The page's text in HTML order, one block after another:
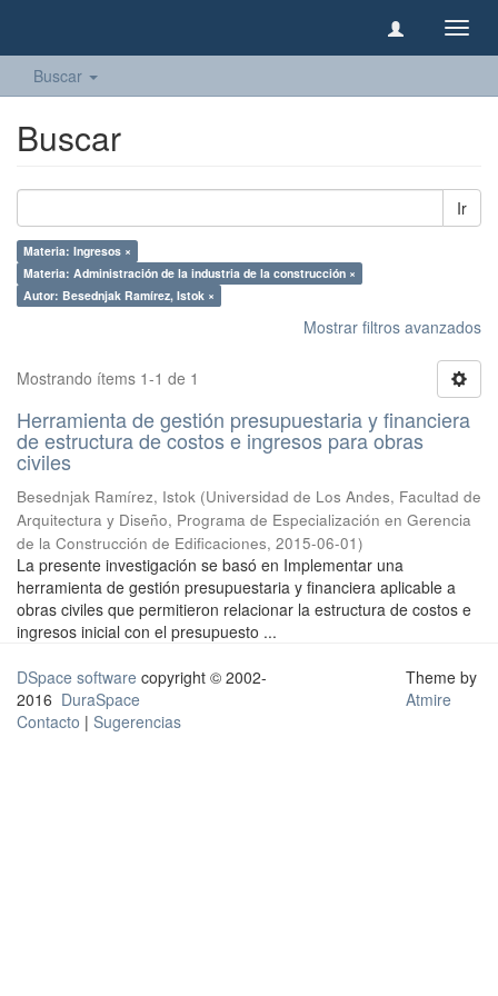
Buscar
Buscar
Ir
Materia: Ingresos ×
Materia: Administración de la industria de la construcción ×
Autor: Besednjak Ramírez, Istok ×
Mostrar filtros avanzados
Mostrando ítems 1-1 de 1
Herramienta de gestión presupuestaria y financiera
de estructura de costos e ingresos para obras
civiles
Besednjak Ramírez, Istok (Universidad de Los Andes, Facultad de
Arquitectura y Diseño, Programa de Especialización en Gerencia
de la Construcción de Edificaciones, 2015-06-01)
La presente investigación se basó en Implementar una
herramienta de gestión presupuestaria y financiera aplicable a
obras civiles que permitieron relacionar la estructura de costos e
ingresos inicial con el presupuesto ...
DSpace software copyright © 2002-
2016 DuraSpace
Contacto | Sugerencias
Theme by
Atmire